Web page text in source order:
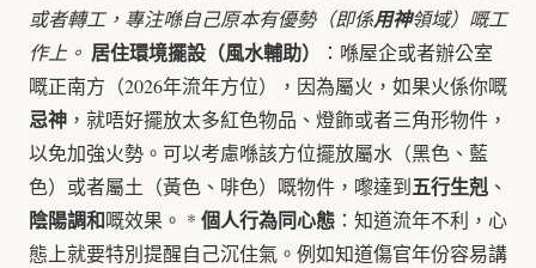
或者轉工，專注喺自己原本有優勢（即係用神領域）嘅工
作上。 居住環境擺設（風水輔助）
：喺屋企或者辦公室
嘅正南方（2026年流年方位），因為屬火，如果火係你嘅
忌神 ，就唔好擺放太多紅色物品、燈飾或者三角形物件，
以免加強火勢。可以考慮喺該方位擺放屬水（黑色、藍
色）或者屬土（黃色、啡色）嘅物件，嚟達到五行生剋 、
陰陽調和嘅效果。 * 個人行為同心態 ：知道流年不利，心
態上就要特別提醒自己沉住氣。例如知道傷官年份容易講